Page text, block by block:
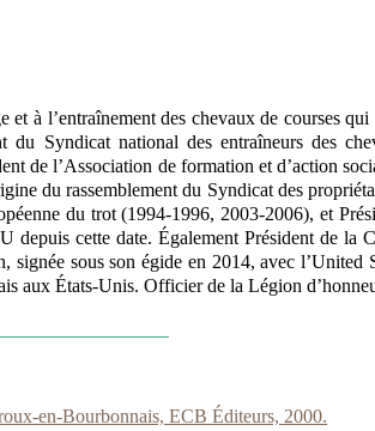
et à l’entraînement des chevaux de courses
Syndicat national des entraîneurs des
de l’Association de formation et d’action
du rassemblement du Syndicat des
du trot (1994-1996, 2003-2006), et
cette date. Également Président de la
sous son égide en 2014, avec
aux États-Unis. Officier de la Légion
en-Bourbonnais, ECB Éditeurs, 2000.